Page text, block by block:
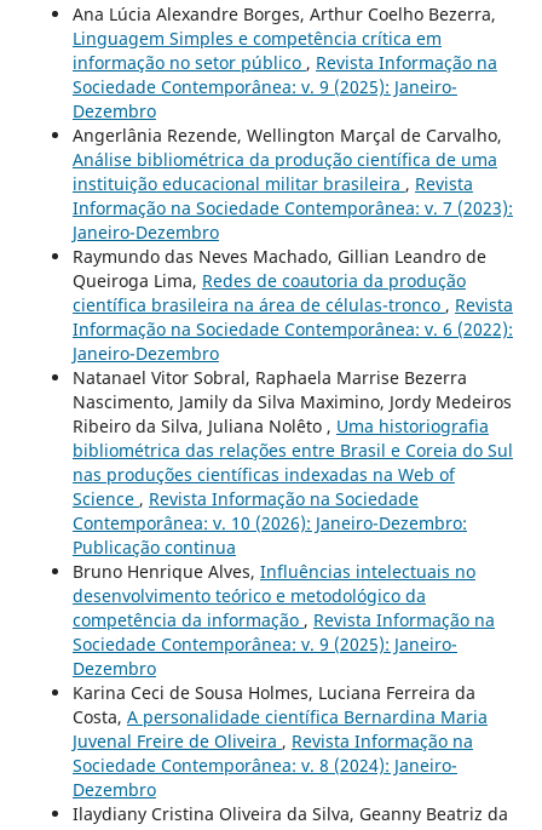
Ana Lúcia Alexandre Borges, Arthur Coelho Bezerra,
Linguagem Simples e competência crítica em
informação no setor público , Revista Informação na
Sociedade Contemporânea: v. 9 (2025): Janeiro-
Dezembro
Angerlânia Rezende, Wellington Marçal de Carvalho,
Análise bibliométrica da produção científica de uma
instituição educacional militar brasileira , Revista
Informação na Sociedade Contemporânea: v. 7 (2023):
Janeiro-Dezembro
Raymundo das Neves Machado, Gillian Leandro de
Queiroga Lima, Redes de coautoria da produção
científica brasileira na área de células-tronco , Revista
Informação na Sociedade Contemporânea: v. 6 (2022):
Janeiro-Dezembro
Natanael Vitor Sobral, Raphaela Marrise Bezerra
Nascimento, Jamily da Silva Maximino, Jordy Medeiros
Ribeiro da Silva, Juliana Nolêto , Uma historiografia
bibliométrica das relações entre Brasil e Coreia do Sul
nas produções científicas indexadas na Web of
Science , Revista Informação na Sociedade
Contemporânea: v. 10 (2026): Janeiro-Dezembro:
Publicação continua
Bruno Henrique Alves, Influências intelectuais no
desenvolvimento teórico e metodológico da
competência da informação , Revista Informação na
Sociedade Contemporânea: v. 9 (2025): Janeiro-
Dezembro
Karina Ceci de Sousa Holmes, Luciana Ferreira da
Costa, A personalidade científica Bernardina Maria
Juvenal Freire de Oliveira , Revista Informação na
Sociedade Contemporânea: v. 8 (2024): Janeiro-
Dezembro
Ilaydiany Cristina Oliveira da Silva, Geanny Beatriz da